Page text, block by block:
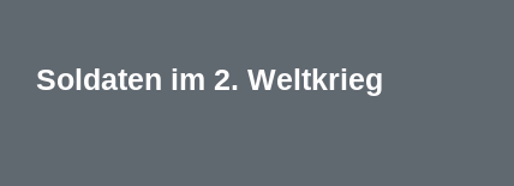
Soldaten im 2. Weltkrieg